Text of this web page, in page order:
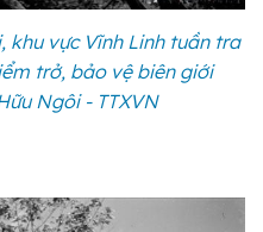
khu vực Vĩnh Linh tuần tra
trở, bảo vệ biên giới
Ngôi - TTXVN